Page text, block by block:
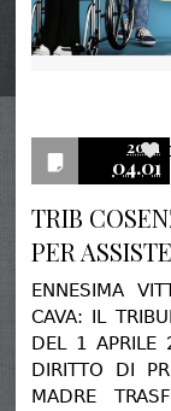
2021
04.01
TRIB
PER
ENNESIMA
CAVA: IL
DEL 1 APRILE
DIRITTO DI
MADRE